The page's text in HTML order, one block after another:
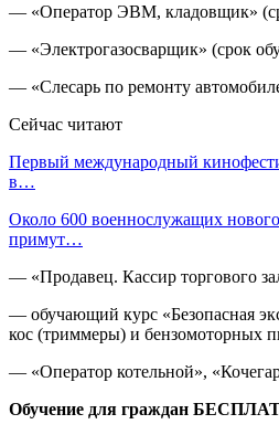
— «Оператор ЭВМ, кладовщик»
— «Электрогазосварщик» (срок
— «Слесарь по ремонту
Сейчас читают
Первый международный
в…
Около 600 военнослужащих
примут…
— «Продавец. Кассир торгового
— обучающий курс «Безопасная
кос (триммеры) и бензомоторных
— «Оператор котельной»,
Обучение для граждан